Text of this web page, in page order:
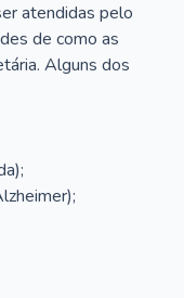
atendidas pelo
de como as
Alguns dos